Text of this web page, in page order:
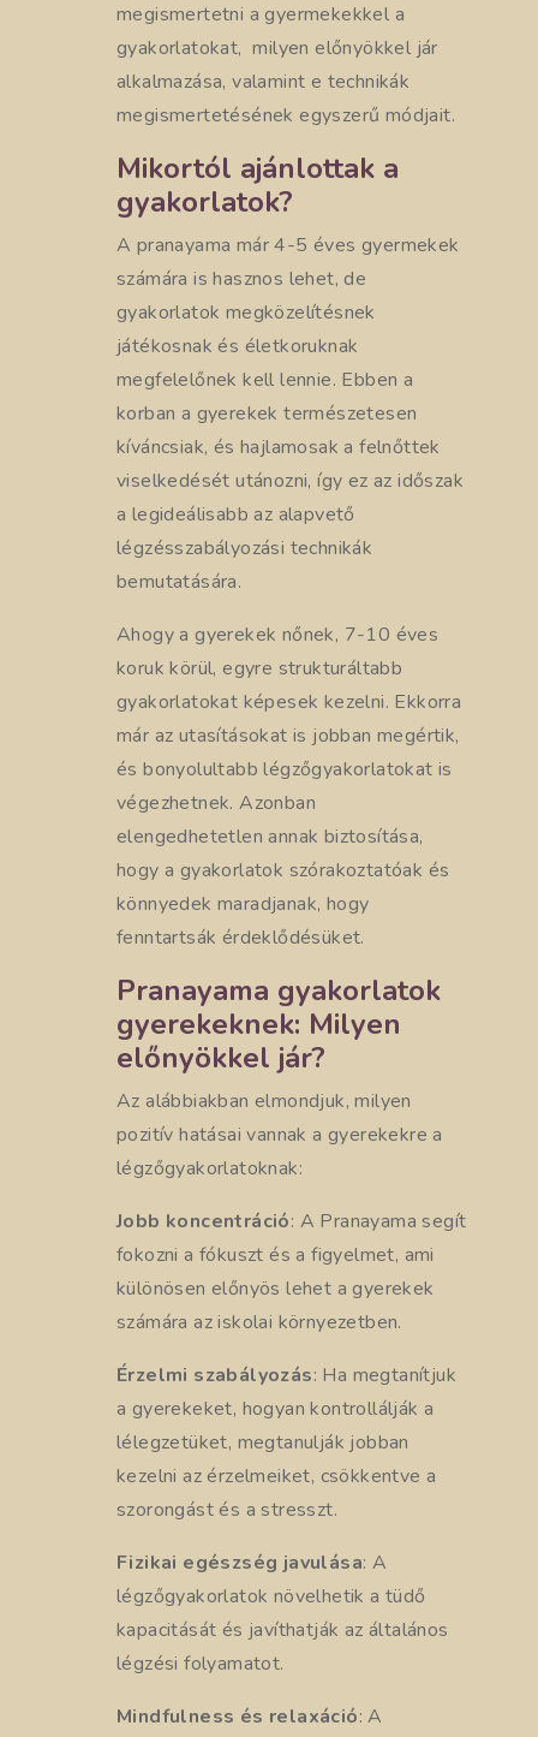
megismertetni a gyermekekkel a
gyakorlatokat, milyen előnyökkel jár
alkalmazása, valamint e technikák
megismertetésének egyszerű módjait.
Mikortól ajánlottak a
gyakorlatok?
A pranayama már 4-5 éves gyermekek
számára is hasznos lehet, de
gyakorlatok megközelítésnek
játékosnak és életkoruknak
megfelelőnek kell lennie. Ebben a
korban a gyerekek természetesen
kíváncsiak, és hajlamosak a felnőttek
viselkedését utánozni, így ez az időszak
a legideálisabb az alapvető
légzésszabályozási technikák
bemutatására.
Ahogy a gyerekek nőnek, 7-10 éves
koruk körül, egyre strukturáltabb
gyakorlatokat képesek kezelni. Ekkorra
már az utasításokat is jobban megértik,
és bonyolultabb légzőgyakorlatokat is
végezhetnek. Azonban
elengedhetetlen annak biztosítása,
hogy a gyakorlatok szórakoztatóak és
könnyedek maradjanak, hogy
fenntartsák érdeklődésüket.
Pranayama gyakorlatok
gyerekeknek: Milyen
előnyökkel jár?
Az alábbiakban elmondjuk, milyen
pozitív hatásai vannak a gyerekekre a
légzőgyakorlatoknak:
Jobb koncentráció: A Pranayama segít
fokozni a fókuszt és a figyelmet, ami
különösen előnyös lehet a gyerekek
számára az iskolai környezetben.
Érzelmi szabályozás: Ha megtanítjuk
a gyerekeket, hogyan kontrollálják a
lélegzetüket, megtanulják jobban
kezelni az érzelmeiket, csökkentve a
szorongást és a stresszt.
Fizikai egészség javulása: A
légzőgyakorlatok növelhetik a tüdő
kapacitását és javíthatják az általános
légzési folyamatot.
Mindfulness és relaxáció: A